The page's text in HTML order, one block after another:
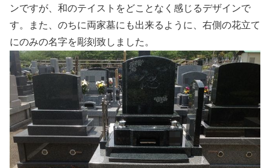
ンですが、和のテイストをどことなく感じるデザインで
す。また、のちに両家墓にも出来るように、右側の花立て
にのみの名字を彫刻致しました。